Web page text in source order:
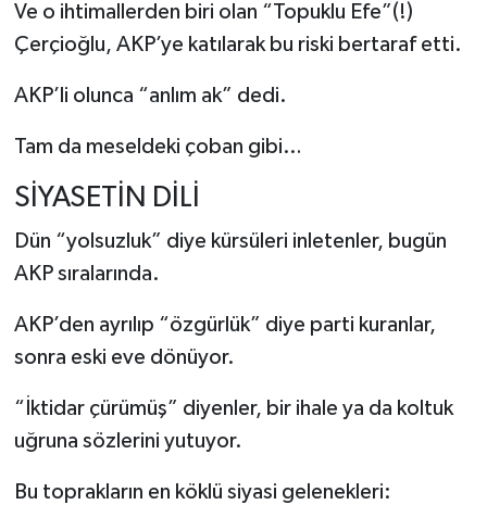
Ve o ihtimallerden biri olan “Topuklu Efe”(!)
Çerçioğlu, AKP’ye katılarak bu riski bertaraf etti.
AKP’li olunca “anlım ak” dedi.
Tam da meseldeki çoban gibi…
SİYASETİN DİLİ
Dün “yolsuzluk” diye kürsüleri inletenler, bugün
AKP sıralarında.
AKP’den ayrılıp “özgürlük” diye parti kuranlar,
sonra eski eve dönüyor.
“İktidar çürümüş” diyenler, bir ihale ya da koltuk
uğruna sözlerini yutuyor.
Bu toprakların en köklü siyasi gelenekleri: